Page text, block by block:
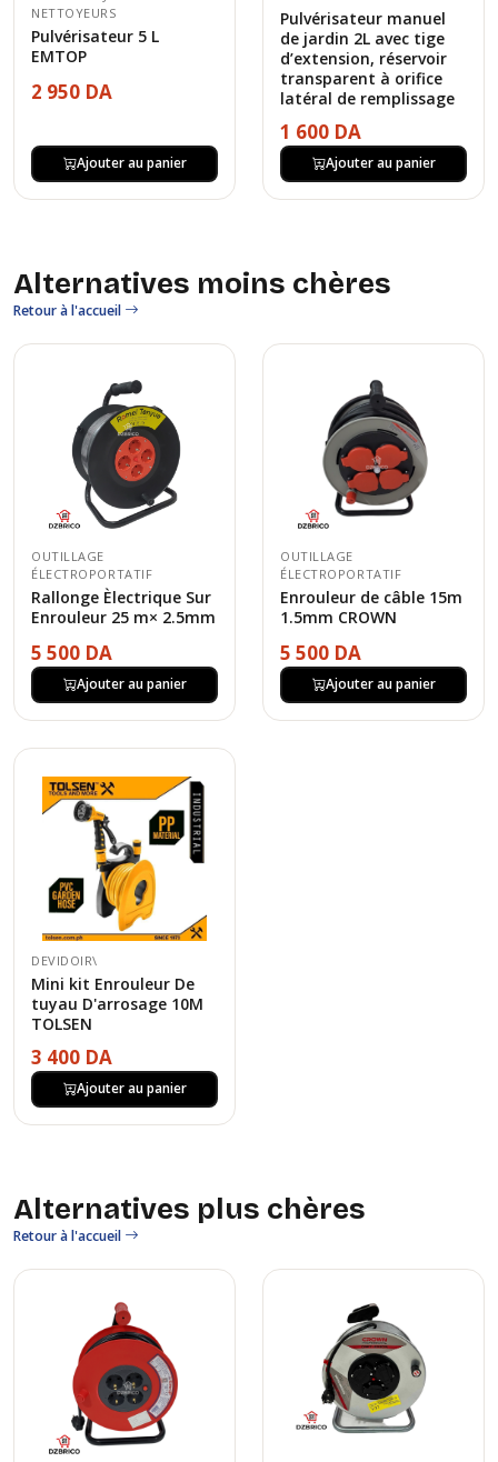
NETTOYEURS
Pulvérisateur 5 L
EMTOP
2 950 DA
Ajouter au panier
Pulvérisateur manuel
de jardin 2L avec tige
d’extension, réservoir
transparent à orifice
latéral de remplissage
1 600 DA
Ajouter au panier
Alternatives moins chères
Retour à l'accueil
OUTILLAGE
ÉLECTROPORTATIF
Rallonge Èlectrique Sur
Enrouleur 25 m× 2.5mm
5 500 DA
Ajouter au panier
OUTILLAGE
ÉLECTROPORTATIF
Enrouleur de câble 15m
1.5mm CROWN
5 500 DA
Ajouter au panier
DEVIDOIR\
Mini kit Enrouleur De
tuyau D'arrosage 10M
TOLSEN
3 400 DA
Ajouter au panier
Alternatives plus chères
Retour à l'accueil